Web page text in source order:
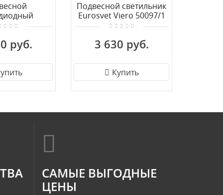
CITILUX
руб.
Подвесной светильник
Eurosvet Viero 50097/1
черный/золото
3 630 руб.
Купить
САМЫЕ ВЫГОДНЫЕ
ЦЕНЫ